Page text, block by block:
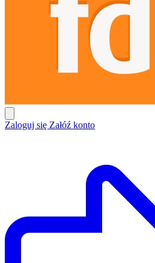
Zaloguj się Załóź konto